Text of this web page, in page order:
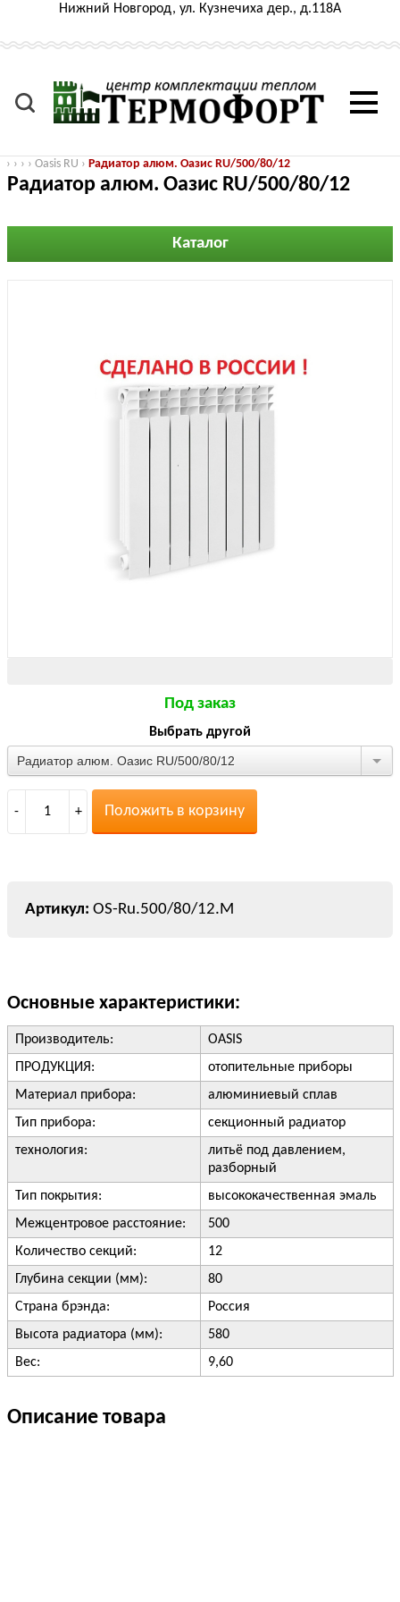
Нижний Новгород, ул. Кузнечиха дер., д.118А
› › › › Oasis RU › Радиатор алюм. Оазис RU/500/80/12
Радиатор алюм. Оазис RU/500/80/12
Каталог
Под заказ
Выбрать другой
Радиатор алюм. Оазис RU/500/80/12
- 1 + Положить в корзину
OS-Ru.500/80/12.M
Основные характеристики:
Производитель:
OASIS
ПРОДУКЦИЯ:
отопительные приборы
Материал прибора:
алюминиевый сплав
Тип прибора:
секционный радиатор
технология:
литьё под давлением,
разборный
Тип покрытия:
высококачественная эмаль
Межцентровое расстояние:
500
Количество секций:
12
Глубина секции (мм):
80
Страна брэнда:
Россия
Высота радиатора (мм):
580
Вес:
9,60
Описание товара